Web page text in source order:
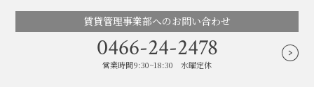
賃貸管理事業部へのお問い合わせ
0466-24-2478
営業時間9:30~18:30 水曜定休